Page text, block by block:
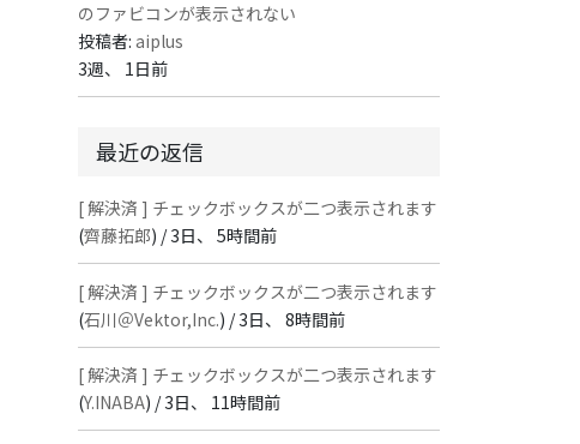
のファビコンが表示されない
投稿者:aiplus
3週、 1日前
最近の返信
[ 解決済 ] チェックボックスが二つ表示されます
(齊藤拓郎) /3日、 5時間前
[ 解決済 ] チェックボックスが二つ表示されます
(石川＠Vektor,Inc.) /3日、 8時間前
[ 解決済 ] チェックボックスが二つ表示されます
(Y.INABA) /3日、 11時間前